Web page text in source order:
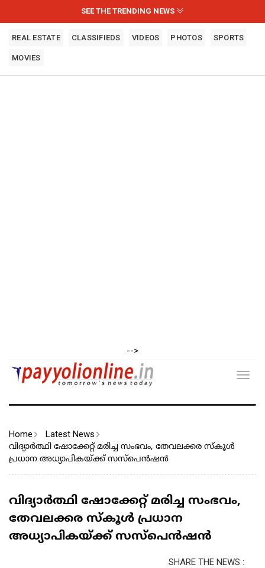
SEE THE TRENDING NEWS
REAL ESTATE CLASSIFIEDS VIDEOS PHOTOS SPORTS
MOVIES
-->
Home Latest News
വിദ്യാർത്ഥി ഷോക്കേറ്റ് മരിച്ച സംഭവം, തേവലക്കര സ്കൂൾ
പ്രധാന അധ്യാപികയ്ക്ക് സസ്പെൻഷൻ
വിദ്യാർത്ഥി ഷോക്കേറ്റ് മരിച്ച സംഭവം,
തേവലക്കര സ്കൂൾ പ്രധാന
അധ്യാപികയ്ക്ക് സസ്പെൻഷൻ
SHARE THE NEWS :